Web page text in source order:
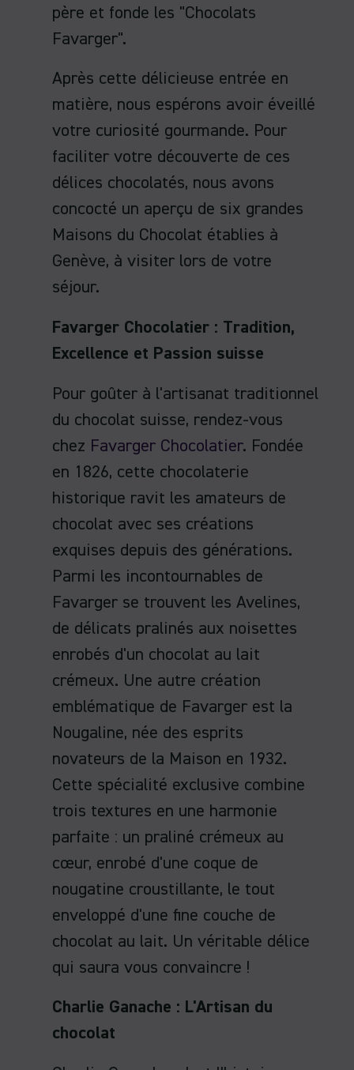
père et fonde les "Chocolats
Favarger".
Après cette délicieuse entrée en
matière, nous espérons avoir éveillé
votre curiosité gourmande. Pour
faciliter votre découverte de ces
délices chocolatés, nous avons
concocté un aperçu de six grandes
Maisons du Chocolat établies à
Genève, à visiter lors de votre
séjour.
Favarger Chocolatier : Tradition,
Excellence et Passion suisse
Pour goûter à l'artisanat traditionnel
du chocolat suisse, rendez-vous
chez Favarger Chocolatier. Fondée
en 1826, cette chocolaterie
historique ravit les amateurs de
chocolat avec ses créations
exquises depuis des générations.
Parmi les incontournables de
Favarger se trouvent les Avelines,
de délicats pralinés aux noisettes
enrobés d'un chocolat au lait
crémeux. Une autre création
emblématique de Favarger est la
Nougaline, née des esprits
novateurs de la Maison en 1932.
Cette spécialité exclusive combine
trois textures en une harmonie
parfaite : un praliné crémeux au
cœur, enrobé d'une coque de
nougatine croustillante, le tout
enveloppé d'une fine couche de
chocolat au lait. Un véritable délice
qui saura vous convaincre !
Charlie Ganache : L'Artisan du
chocolat